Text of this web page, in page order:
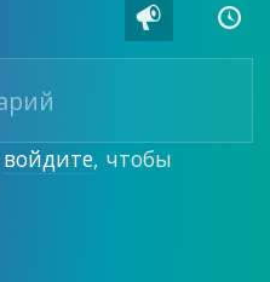
 
войдите, чтобы